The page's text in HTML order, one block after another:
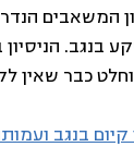
המשאבים
בנגב.
כבר שאין
קיום בנגב